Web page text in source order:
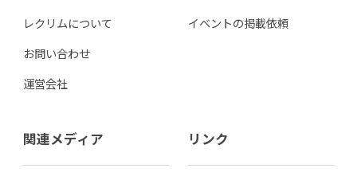
レクリムについて
お問い合わせ
運営会社
イベントの掲載依頼
関連メディア リンク